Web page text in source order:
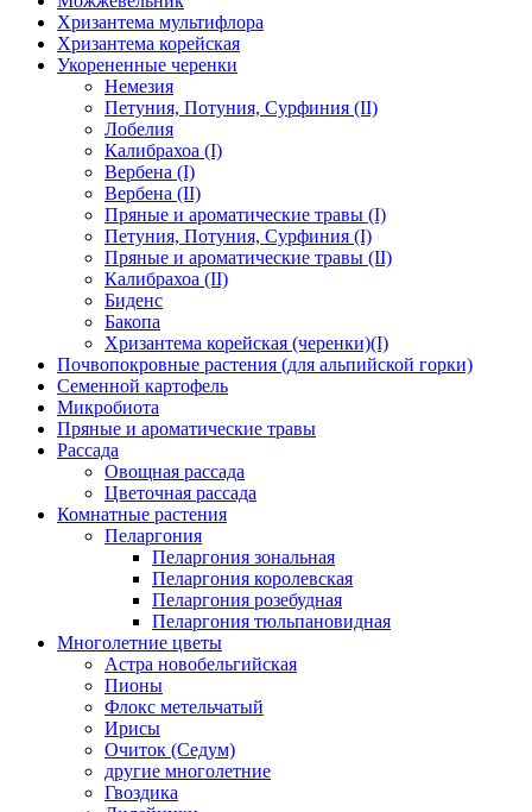
Хризантема мультифлора
Хризантема корейская
Укорененные черенки
Немезия
Петуния, Потуния, Сурфиния (II)
Лобелия
Калибрахоа (I)
Вербена (I)
Вербена (II)
Пряные и ароматические травы (I)
Петуния, Потуния, Сурфиния (I)
Пряные и ароматические травы (II)
Калибрахоа (II)
Биденс
Бакопа
Хризантема корейская (черенки)(I)
Почвопокровные растения (для альпийской горки)
Семенной картофель
Микробиота
Пряные и ароматические травы
Рассада
Овощная рассада
Цветочная рассада
Комнатные растения
Пеларгония
Пеларгония зональная
Пеларгония королевская
Пеларгония розебудная
Пеларгония тюльпановидная
Многолетние цветы
Астра новобельгийская
Пионы
Флокс метельчатый
Ирисы
Очиток (Седум)
другие многолетние
Гвоздика